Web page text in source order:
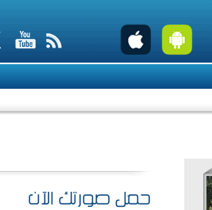
حمّل صورتك الآن